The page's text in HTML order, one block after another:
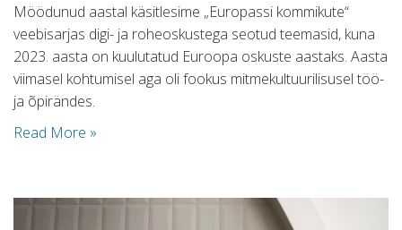
Möödunud aastal käsitlesime „Europassi kommikute“
veebisarjas digi- ja roheoskustega seotud teemasid, kuna
2023. aasta on kuulutatud Euroopa oskuste aastaks. Aasta
viimasel kohtumisel aga oli fookus mitmekultuurilisusel töö-
ja õpirändes.
Read More »